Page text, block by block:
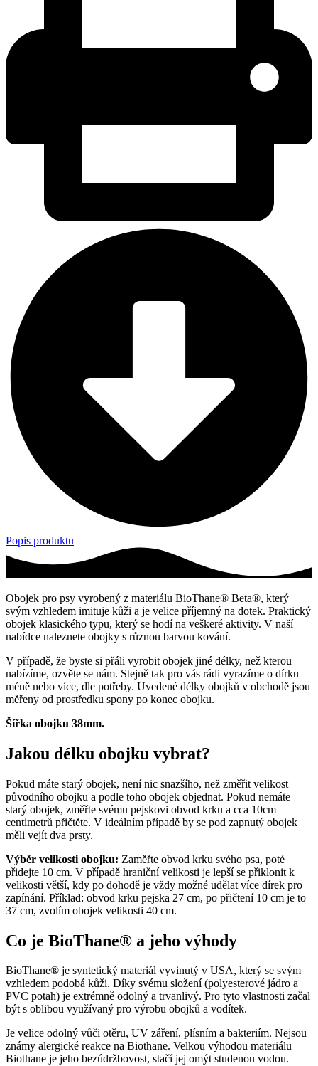
Popis produktu
Obojek pro psy vyrobený z materiálu BioThane® Beta®, který
svým vzhledem imituje kůži a je velice příjemný na dotek. Praktický
obojek klasického typu, který se hodí na veškeré aktivity. V naší
nabídce naleznete obojky s různou barvou kování.
V případě, že byste si přáli vyrobit obojek jiné délky, než kterou
nabízíme, ozvěte se nám. Stejně tak pro vás rádi vyrazíme o dírku
méně nebo více, dle potřeby. Uvedené délky obojků v obchodě jsou
měřeny od prostředku spony po konec obojku.
Šířka obojku 38mm.
Jakou délku obojku vybrat?
Pokud máte starý obojek, není nic snazšího, než změřit velikost
původního obojku a podle toho obojek objednat. Pokud nemáte
starý obojek, změřte svému pejskovi obvod krku a cca 10cm
centimetrů přičtěte. V ideálním případě by se pod zapnutý obojek
měli vejít dva prsty.
Výběr velikosti obojku: Zaměřte obvod krku svého psa, poté
přidejte 10 cm. V případě hraniční velikosti je lepší se přiklonit k
velikosti větší, kdy po dohodě je vždy možné udělat více dírek pro
zapínání. Příklad: obvod krku pejska 27 cm, po přičtení 10 cm je to
37 cm, zvolím obojek velikosti 40 cm.
Co je BioThane® a jeho výhody
BioThane® je syntetický materiál vyvinutý v USA, který se svým
vzhledem podobá kůži. Díky svému složení (polyesterové jádro a
PVC potah) je extrémně odolný a trvanlivý. Pro tyto vlastnosti začal
být s oblibou využívaný pro výrobu obojků a vodítek.
Je velice odolný vůči otěru, UV záření, plísním a bakteriím. Nejsou
známy alergické reakce na Biothane. Velkou výhodou materiálu
Biothane je jeho bezúdržbovost, stačí jej omýt studenou vodou.